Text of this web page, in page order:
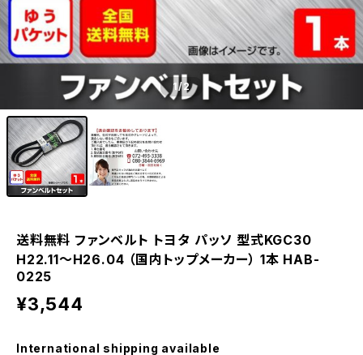
1/2
送料無料 ファンベルト トヨタ パッソ 型式KGC30
H22.11～H26.04 （国内トップメーカー） 1本 HAB-
0225
¥3,544
International shipping available